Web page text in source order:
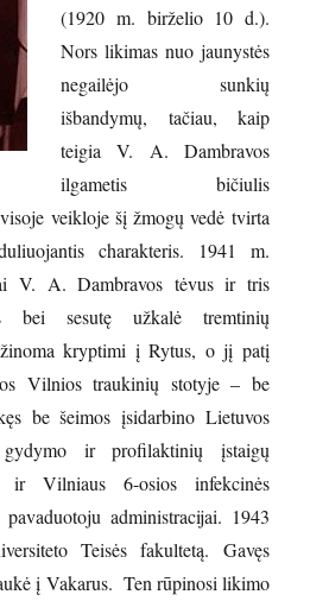
(1920 m. birželio 10 d.).
Nors likimas nuo jaunystės
negailėjo sunkių
išbandymų, tačiau, kaip
teigia V. A. Dambravos
ilgametis bičiulis
veikloje šį žmogų vedė tvirta
charakteris. 1941 m.
V. A. Dambravos tėvus ir tris
bei sesutę užkalė tremtinių
kryptimi į Rytus, o jį patį
Vilnios traukinių stotyje – be
be šeimos įsidarbino Lietuvos
gydymo ir profilaktinių įstaigų
ir Vilniaus 6-osios infekcinės
administracijai. 1943
Teisės fakultetą. Gavęs
į Vakarus. Ten rūpinosi likimo